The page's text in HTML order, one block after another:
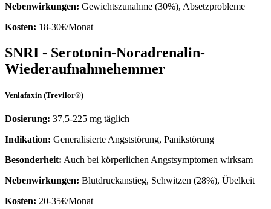
Nebenwirkungen: Gewichtszunahme (30%), Absetzprobleme
Kosten: 18-30€/Monat
SNRI - Serotonin-Noradrenalin-
Wiederaufnahmehemmer
Venlafaxin (Trevilor®)
Dosierung: 37,5-225 mg täglich
Indikation: Generalisierte Angststörung, Panikstörung
Besonderheit: Auch bei körperlichen Angstsymptomen wirksam
Nebenwirkungen: Blutdruckanstieg, Schwitzen (28%), Übelkeit
Kosten: 20-35€/Monat